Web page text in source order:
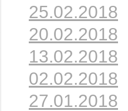
25.02.2018
20.02.2018
13.02.2018
02.02.2018
27.01.2018